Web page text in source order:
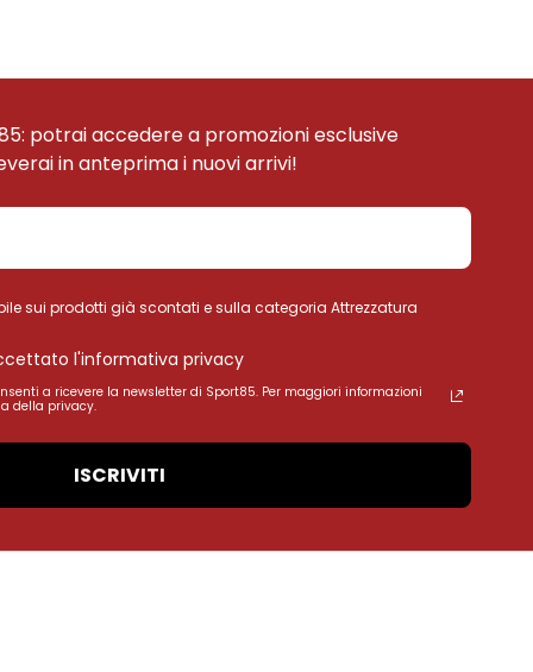
potrai accedere a promozioni esclusive
in anteprima i nuovi arrivi!
sui prodotti già scontati e sulla categoria Attrezzatura
l'informativa privacy
a ricevere la newsletter di Sport85. Per maggiori informazioni
della privacy.
ISCRIVITI